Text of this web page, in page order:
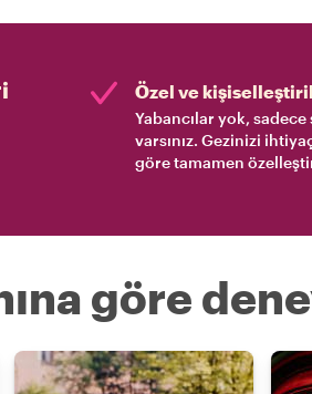
Özel ve
Yabancılar yok, sadece
varsınız. Gezinizi
göre tamamen
göre